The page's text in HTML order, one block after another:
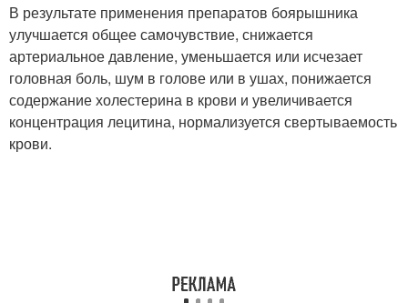
В результате применения препаратов боярышника
улучшается общее самочувствие, снижается
артериальное давление, уменьшается или исчезает
головная боль, шум в голове или в ушах, понижается
содержание холестерина в крови и увеличивается
концентрация лецитина, нормализуется свертываемость
крови.